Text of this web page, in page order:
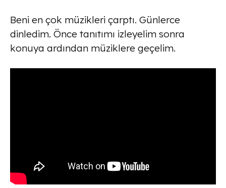
Beni en çok müzikleri çarptı. Günlerce
dinledim. Önce tanıtımı izleyelim sonra
konuya ardından müziklere geçelim.